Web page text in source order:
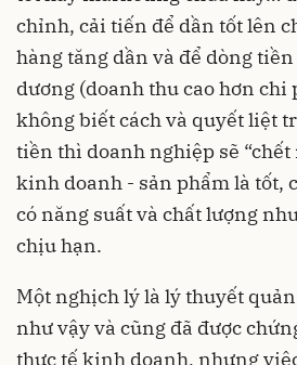
chỉnh, cải tiến để dần tốt lên
hàng tăng dần và để dòng
dương (doanh thu cao hơn
không biết cách và quyết liệt
tiền thì doanh nghiệp sẽ
kinh doanh - sản phẩm là tốt,
có năng suất và chất lượng
chịu hạn.
Một nghịch lý là lý thuyết
như vậy và cũng đã được
thực tế kinh doanh, nhưng